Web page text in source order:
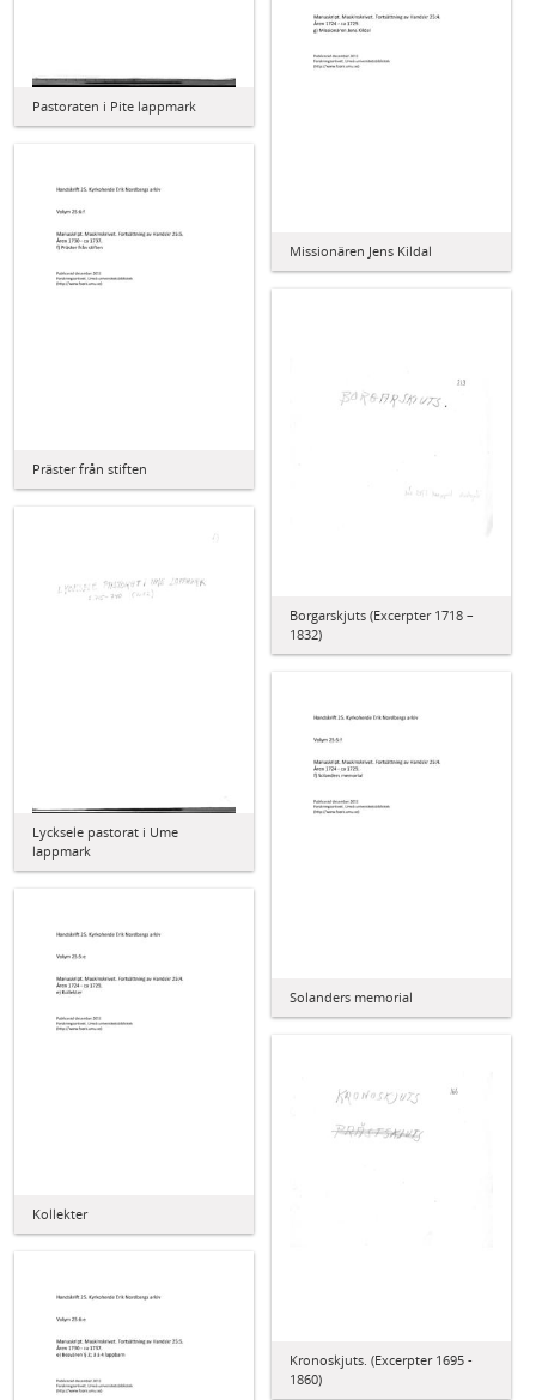
Pastoraten i Pite lappmark
Missionären Jens Kildal
Präster från stiften
Borgarskjuts (Excerpter 1718 –
1832)
Lycksele pastorat i Ume
lappmark
Solanders memorial
Kollekter
Kronoskjuts. (Excerpter 1695 -
1860)